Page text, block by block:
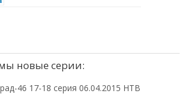
новые серии:
46 17-18 серия 06.04.2015 НТВ